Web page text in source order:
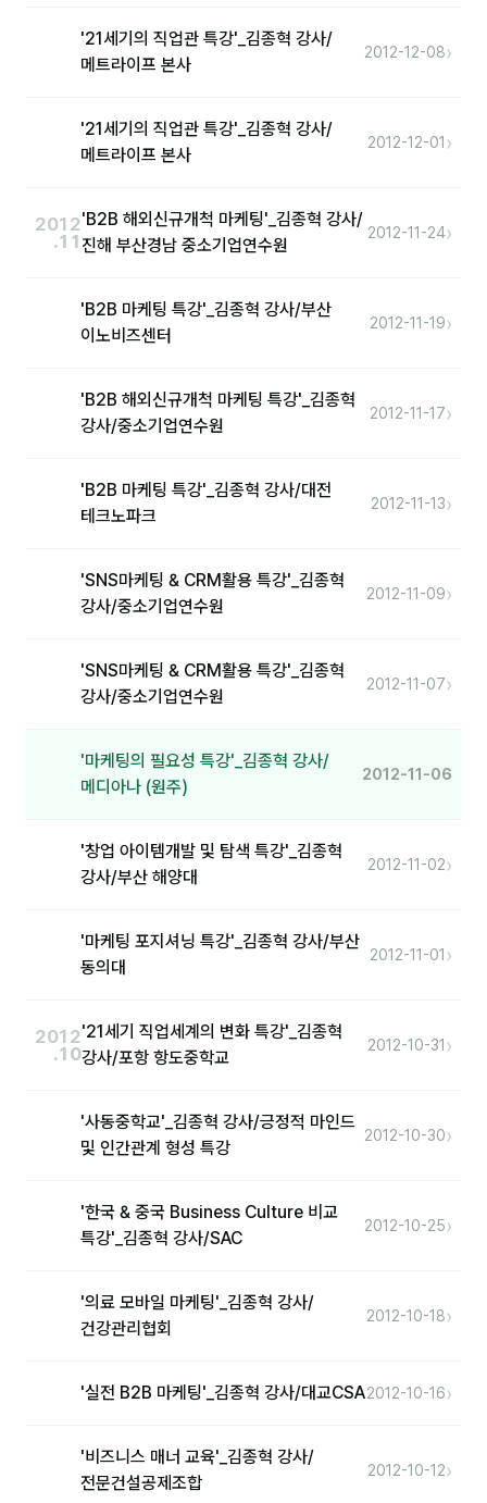
재무·계약
B2B 영업도구
일정
용어사전
문서자료실
등급 · 포인트
공지사항
'21세기의 직업관 특강'_김종혁 강사/
메트라이프 본사
2012-12-08›
'21세기의 직업관 특강'_김종혁 강사/
메트라이프 본사
2012-12-01 ›
2012
.11
'B2B 해외신규개척 마케팅'_김종혁 강사/
진해 부산경남 중소기업연수원
2012-11-24›
'B2B 마케팅 특강'_김종혁 강사/부산
이노비즈센터
2012-11-19›
'B2B 해외신규개척 마케팅 특강'_김종혁
강사/중소기업연수원
2012-11-17›
'B2B 마케팅 특강'_김종혁 강사/대전
테크노파크
2012-11-13›
'SNS마케팅 & CRM활용 특강'_김종혁
강사/중소기업연수원
2012-11-09›
'SNS마케팅 & CRM활용 특강'_김종혁
강사/중소기업연수원
2012-11-07›
'마케팅의 필요성 특강'_김종혁 강사/
메디아나 (원주)
2012-11-06
'창업 아이템개발 및 탐색 특강'_김종혁
강사/부산 해양대
2012-11-02›
'마케팅 포지셔닝 특강'_김종혁 강사/부산
동의대
2012-11-01 ›
2012
.10
'21세기 직업세계의 변화 특강'_김종혁
강사/포항 항도중학교
2012-10-31 ›
'사동중학교'_김종혁 강사/긍정적 마인드
및 인간관계 형성 특강
2012-10-30›
'한국 & 중국 Business Culture 비교
특강'_김종혁 강사/SAC
2012-10-25›
'의료 모바일 마케팅'_김종혁 강사/
건강관리협회
2012-10-18›
'실전 B2B 마케팅'_김종혁 강사/대교CSA2012-10-16›
'비즈니스 매너 교육'_김종혁 강사/
전문건설공제조합
2012-10-12›